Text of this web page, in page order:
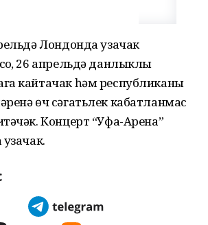
Лондонда узачак
26 апрельдә данлыклы
кайтачак һәм республиканың
өч сәгатьлек кабатланмас
Концерт “Уфа-Арена”